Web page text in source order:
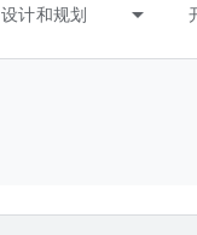
设计和规划